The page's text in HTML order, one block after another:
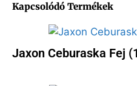
Kapcsolódó Termékek
Jaxon Ceburaska Fej